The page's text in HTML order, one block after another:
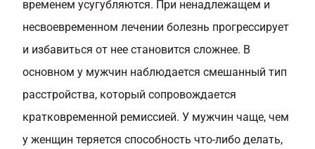
временем усугубляются. При ненадлежащем и
несвоевременном лечении болезнь прогрессирует
и избавиться от нее становится сложнее. В
основном у мужчин наблюдается смешанный тип
расстройства, который сопровождается
кратковременной ремиссией. У мужчин чаще, чем
у женщин теряется способность что-либо делать,